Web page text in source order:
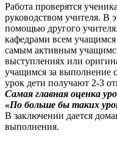
Работа проверятся
руководством учителя. В
помощью другого
кафедрами всем учащимся
самым активным
выступлениях или
учащимся за выполнение
урок дети получают 2-3
Самая главная оценка
«По больше бы таких
В заключении дается
выполнения.